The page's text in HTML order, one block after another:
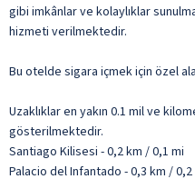
gibi imkânlar ve kolaylıklar
hizmeti verilmektedir.
Bu otelde sigara içmek için özel
Uzaklıklar en yakın 0.1 mil ve
gösterilmektedir.
Santiago Kilisesi - 0,2 km / 0,1 mi
Palacio del Infantado - 0,3 km / 0,2